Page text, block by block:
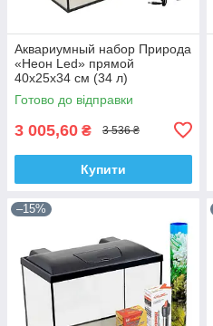
Аквариумный набор Природа
«Неон Led» прямой
40х25х34 см (34 л)
Готово до відправки
3 005,60 ₴ 3 536 ₴
Купити
–15%